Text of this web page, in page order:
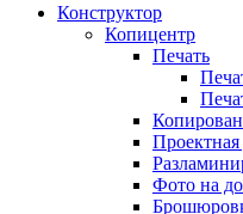
Конструктор
Копицентр
Печать
Фото на